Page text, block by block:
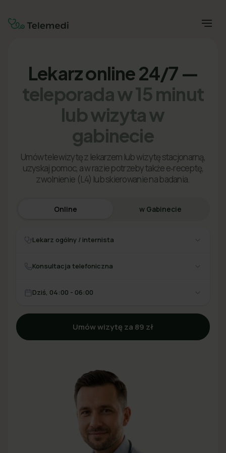
Lekarz online 24/7 —
teleporada w 15 minut
lub wizyta w
gabinecie
Umów telewizytę z lekarzem lub wizytę stacjonarną,
uzyskaj pomoc, a w razie potrzeby także e‑receptę,
zwolnienie (L4) lub skierowanie na badania.
Online w Gabinecie
Lekarz ogólny / internista
Konsultacja telefoniczna
Dziś, 04:00 - 06:00
Umów wizytę za 89 zł